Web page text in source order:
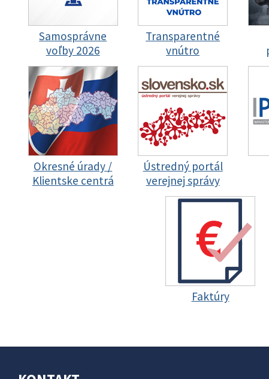
Samosprávne
voľby 2026
Transparentné
vnútro
Okresné úrady /
Klientske centrá
Ústredný portál
verejnej správy
Faktúry